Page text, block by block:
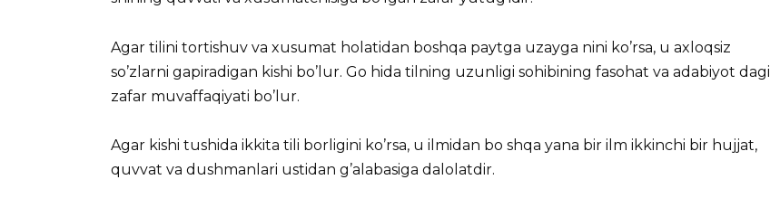
Agar tilini tortishuv va xusumat holatidan boshqa paytga uzayga nini ko’rsa, u axloqsiz
so’zlarni gapiradigan kishi bo’lur. Go hida tilning uzunligi sohibining fasohat va adabiyot dagi
zafar muvaffaqiyati bo’lur.
Agar kishi tushida ikkita tili borligini ko’rsa, u ilmidan bo shqa yana bir ilm ikkinchi bir hujjat,
quvvat va dushmanlari ustidan g’alabasiga dalolatdir.